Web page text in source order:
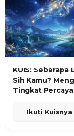
KUIS: Seberapa
Sih Kamu?
Tingkat
Ikuti Kuisnya